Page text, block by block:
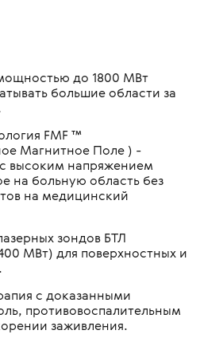
до 1800 МВт
большие области за
FMF ™
Магнитное Поле ) -
высоким напряжением
на больную область без
на медицинский
зондов БТЛ
МВт) для поверхностных и
с доказанными
противовоспалительным
заживления.